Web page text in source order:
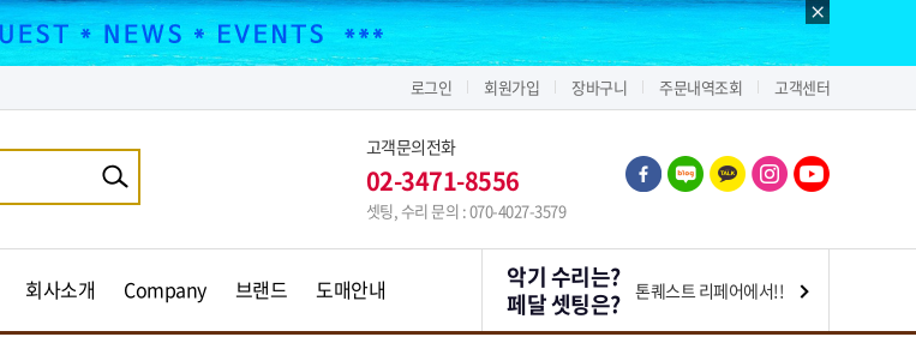
로그인 회원가입 장바구니 주문내역조회 고객센터
고객문의전화
02-3471-8556
셋팅, 수리 문의 : 070-4027-3579
회사소개 Company 브랜드 도매안내
악기 수리는?
페달 셋팅은?
톤퀘스트 리페어에서!!